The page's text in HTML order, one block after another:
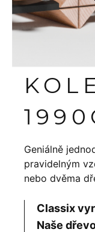
1990
Geniálně
pravidelným
nebo dvěma
Classix
Naše